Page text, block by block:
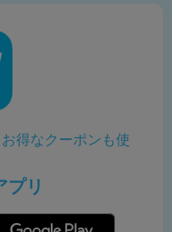
得なクーポンも使
プリ